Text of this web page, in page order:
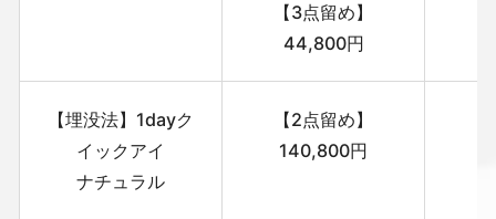
【3点留め】
44,800円
【埋没法】1dayク
イックアイ
ナチュラル
【2点留め】
140,800円